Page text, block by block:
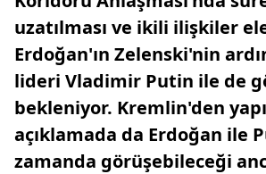
uzatılması ve ikili ilişkiler
Erdoğan'ın Zelenski'nin
lideri Vladimir Putin ile de
bekleniyor. Kremlin'den
açıklamada da Erdoğan ile
zamanda görüşebileceği